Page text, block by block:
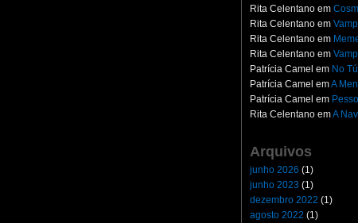
Rita Celentano em
Rita Celentano em
Rita Celentano em
Rita Celentano em
Patrícia Camel em No
Patrícia Camel emA
Patrícia Camel em
Rita Celentano emA
Arquivos
junho 2026 (1)
junho 2023 (1)
dezembro 2022 (1)
agosto 2022 (1)